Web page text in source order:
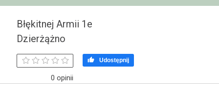
Błękitnej Armii 1e
Dzierżążno
0 opinii
 Udostępnij